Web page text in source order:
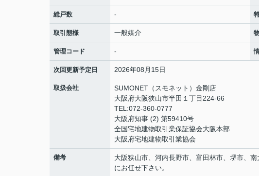
総戸数 -
取引態様 一般媒介
管理コード -
次回更新予定日 2026年08月15日
取扱会社
SUMONET（スモネット）金剛店
大阪府大阪狭山市半田１丁目224-66
TEL:072-360-0777
大阪府知事 (2) 第59410号
全国宅地建物取引業保証協会大阪本部
大阪府宅地建物取引業協会
備考
大阪狭山市、河内長野市、富田林市、堺市、
にお任せ下さい。